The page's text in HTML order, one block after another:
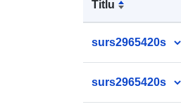
Titlu
surs2965420s
surs2965420s